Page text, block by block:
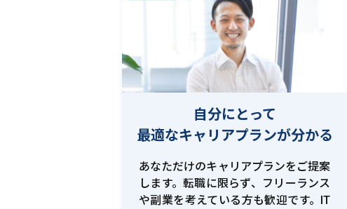
自分にとって
最適なキャリアプランが分かる
あなただけのキャリアプランをご提案
します。転職に限らず、フリーランス
や副業を考えている方も歓迎です。IT